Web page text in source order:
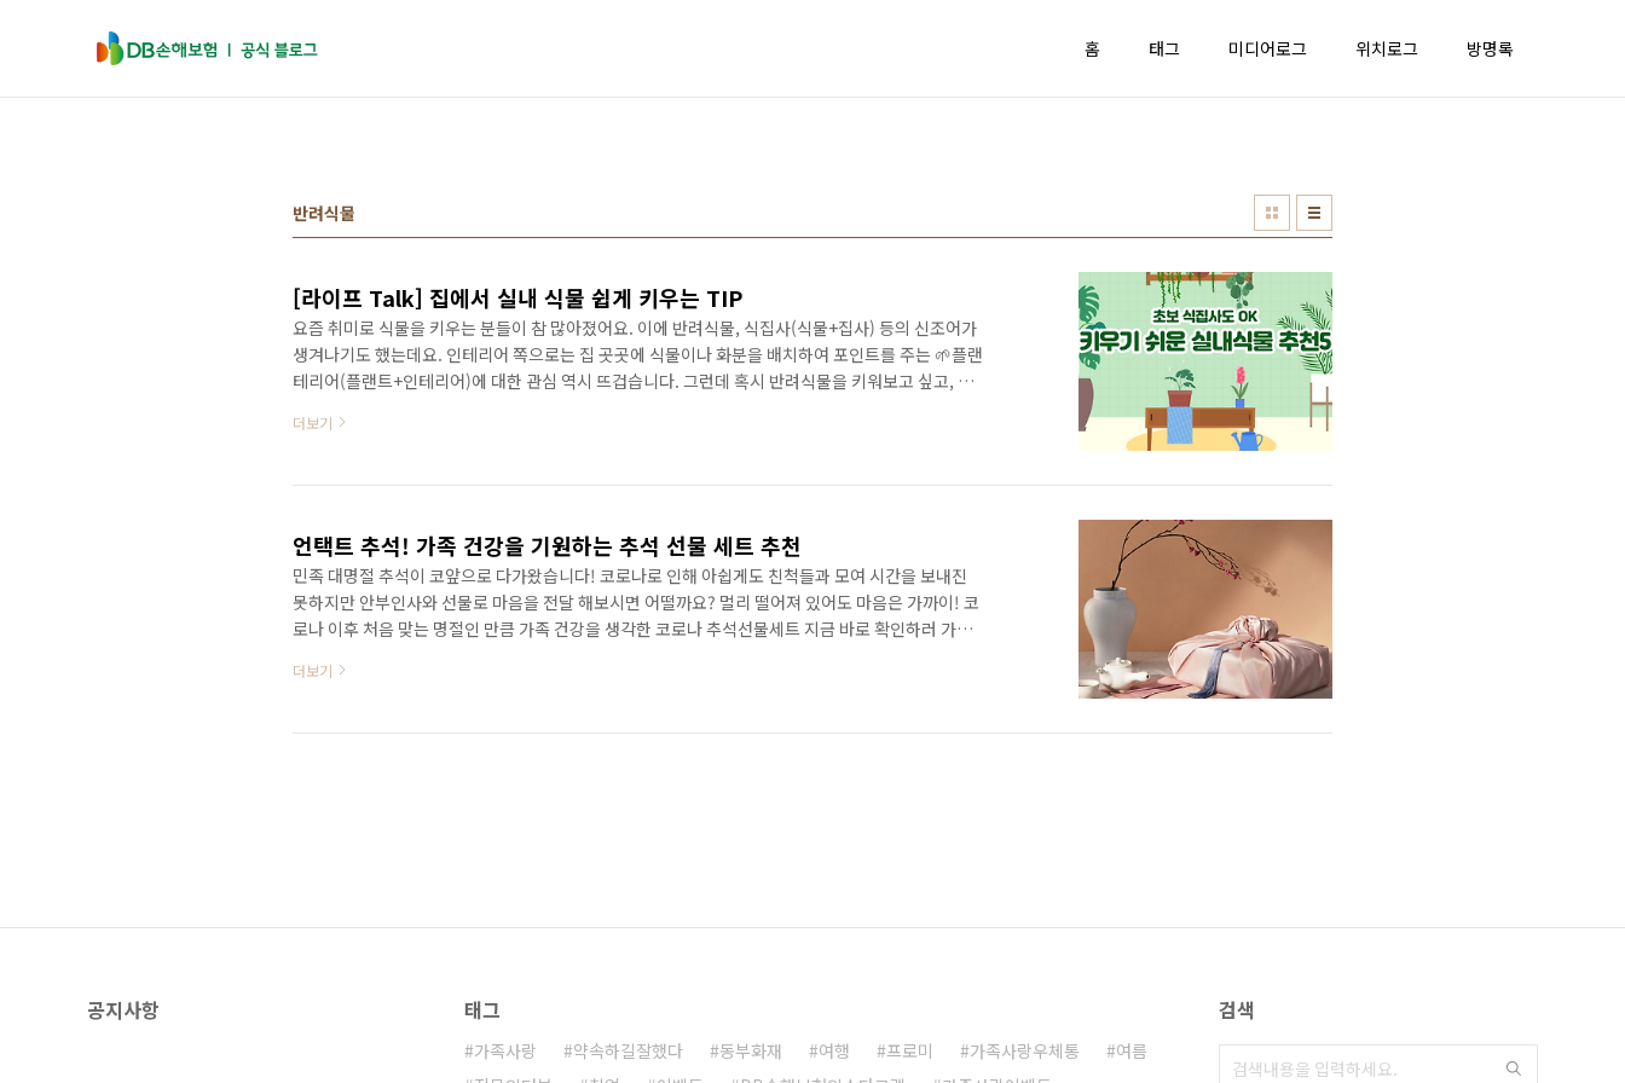
홈
태그 미디어로그 위치로그 방명록
반려식물
[라이프 Talk] 집에서 실내 식물 쉽게 키우는 TIP
요즘 취미로 식물을 키우는 분들이 참 많아졌어요. 이에 반려식물, 식집사(식물+집사) 등의 신조어가
생겨나기도 했는데요. 인테리어 쪽으로는 집 곳곳에 식물이나 화분을 배치하여 포인트를 주는 🌱플랜
테리어(플랜트+인테리어)에 대한 관심 역시 뜨겁습니다. 그런데 혹시 반려식물을 키워보고 싶고, 플
렇다면 오늘의 콘텐츠에 주목해주세요. 초보자도 키우기 쉬운 식물 추천 콘텐츠를 준비했거든요😉 식
볼게요! 실내 식물 추천 ①몬스테라 가장 먼저 추천할 식물은 ‘몬스테라’입니다. 몬스테라는 플랜테리
더보기
언택트 추석! 가족 건강을 기원하는 추석 선물 세트 추천
민족 대명절 추석이 코앞으로 다가왔습니다! 코로나로 인해 아쉽게도 친척들과 모여 시간을 보내진
못하지만 안부인사와 선물로 마음을 전달 해보시면 어떨까요? 멀리 떨어져 있어도 마음은 가까이! 코
로나 이후 처음 맞는 명절인 만큼 가족 건강을 생각한 코로나 추석선물세트 지금 바로 확인하러 가볼
물 키우기로 '집콕힐링'을 찾는 사람들이 늘어나고 있는데요. 공기정화식물 클루이사, 초보자도 쉽게
에서 홈술을 즐기는 분들을 위한 전통주 선물세트! 밖에서 지인들과의 모임도 힘들어진 요즘 가장 핫
더보기
공지사항 태그
가족사랑 약속하길잘했다 동부화재 여행 프로미 가족사랑우체통
여름
검색